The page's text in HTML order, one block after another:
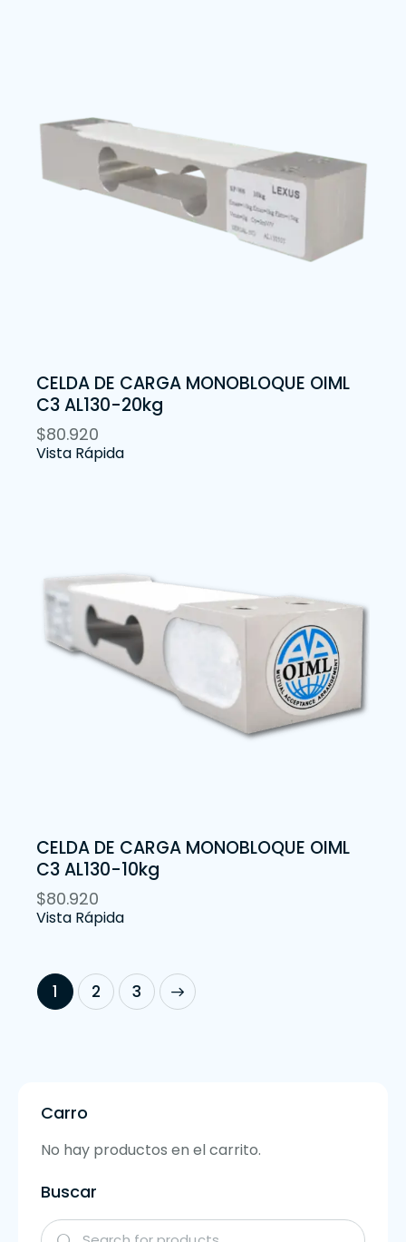
CELDA DE CARGA MONOBLOQUE OIML
C3 AL130-20kg
$80.920
Vista Rápida
CELDA DE CARGA MONOBLOQUE OIML
C3 AL130-10kg
$80.920
Vista Rápida
1 2 3
→
Carro
No hay productos en el carrito.
Buscar